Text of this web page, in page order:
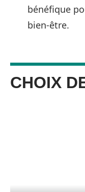
bénéfique
bien-être.
CHOIX